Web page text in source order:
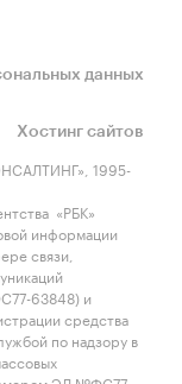
данных
Хостинг сайтов
1995-
«РБК»
информации
связи,
63848) и
средства
по надзору в